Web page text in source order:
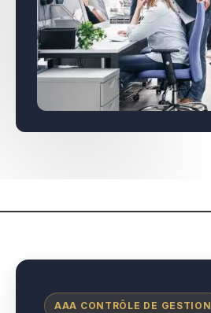
AAA CONTRÔLE DE GESTION